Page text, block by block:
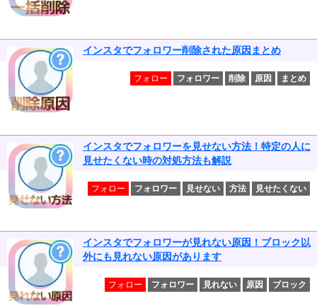
インスタでフォロワー削除された原因まとめ
フォロー フォロワー 削除 原因 まとめ
インスタでフォロワーを見せない方法！特定の人に
見せたくない時の対処方法も解説
フォロー フォロワー 見せない 方法 見せたくない
インスタでフォロワーが見れない原因！ブロック以
外にも見れない原因があります
フォロー フォロワー 見れない 原因 ブロック